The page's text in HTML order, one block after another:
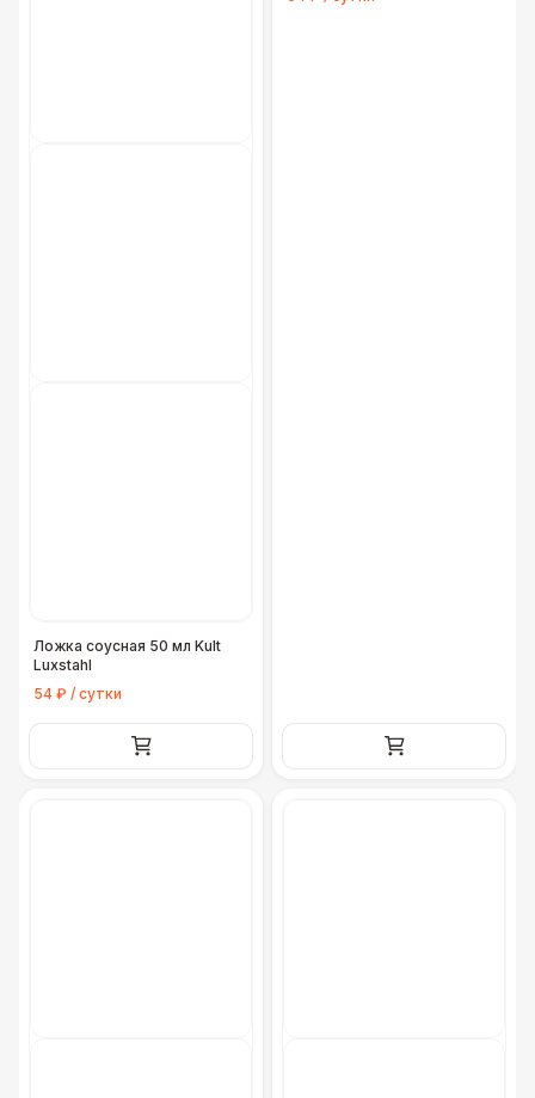
Ложка соусная 50 мл Kult
Luxstahl
54 ₽ / сутки